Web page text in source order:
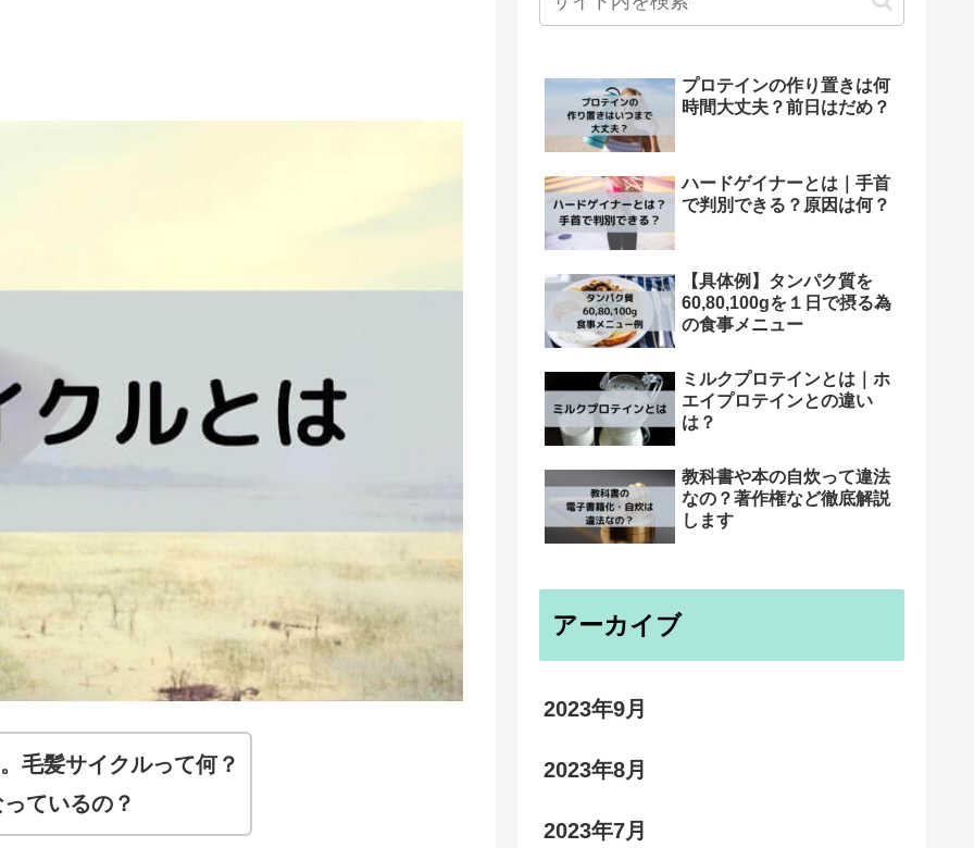
毛髪サイクルって何？
ているの？
プロテインの作り置きは何
時間大丈夫？前日はだめ？
ハードゲイナーとは｜手首
で判別できる？原因は何？
【具体例】タンパク質を
60,80,100gを１日で摂る為
の食事メニュー
ミルクプロテインとは｜ホ
エイプロテインとの違い
は？
教科書や本の自炊って違法
なの？著作権など徹底解説
します
アーカイブ
2023年9月
2023年8月
2023年7月